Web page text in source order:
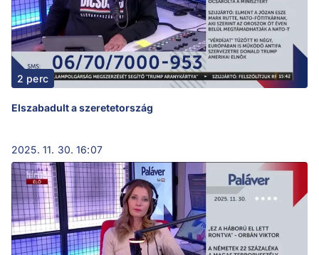
2 perc
Elszabadult a szeretetország
2025. 11. 30. 16:07